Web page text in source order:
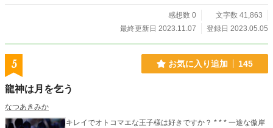
感想数 0
文字数 41,863
最終更新日 2023.11.07
登録日 2023.05.05
5 お気に入り追加 145
龍神は月を乞う
なつあきみか
キレイでオトコマエな王子様は好きですか？ * * * 一途な傲岸